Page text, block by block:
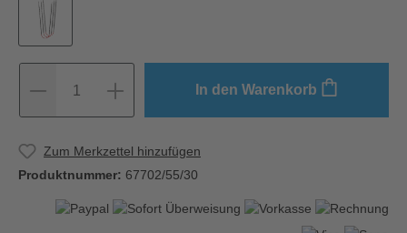
1 In den Warenkorb
Zum Merkzettel hinzufügen
Produktnummer: 67702/55/30